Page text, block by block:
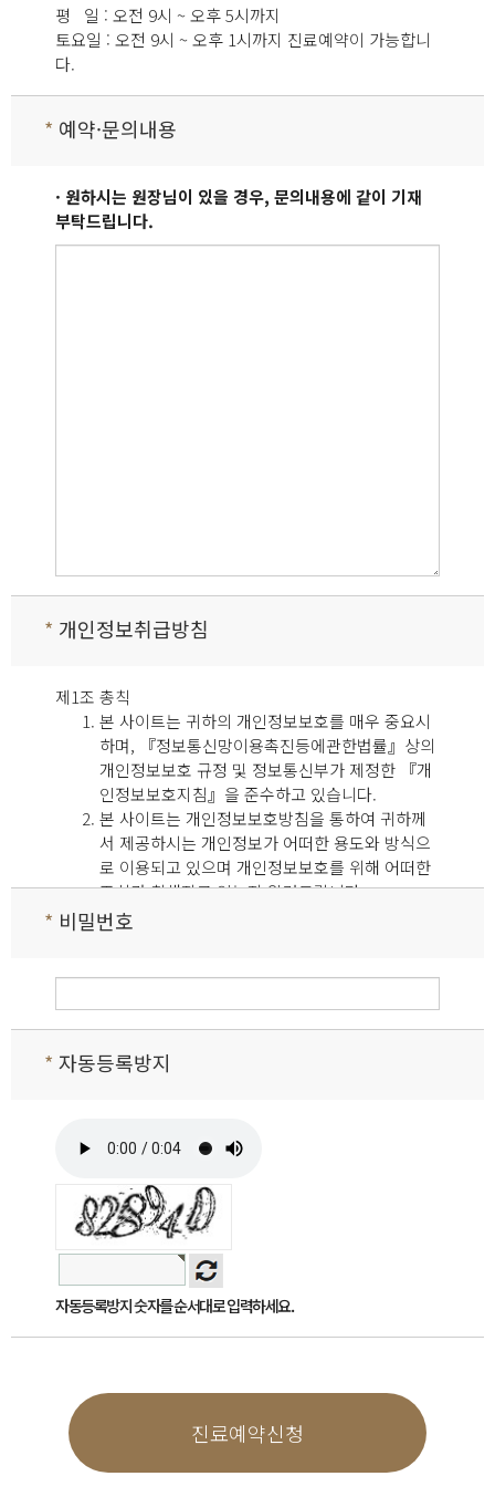
평 일 : 오전 9시 ~ 오후 5시까지
토요일 : 오전 9시 ~ 오후 1시까지 진료예약이 가능합니
다.
* 예약·문의내용
· 원하시는 원장님이 있을 경우, 문의내용에 같이 기재
부탁드립니다.
* 개인정보취급방침
제1조 총칙
본 사이트는 귀하의 개인정보보호를 매우 중요시
하며, 『정보통신망이용촉진등에관한법률』상의
개인정보보호 규정 및 정보통신부가 제정한 『개
인정보보호지침』을 준수하고 있습니다.
본 사이트는 개인정보보호방침을 통하여 귀하께
서 제공하시는 개인정보가 어떠한 용도와 방식으
로 이용되고 있으며 개인정보보호를 위해 어떠한
조치가 취해지고 있는지 알려드립니다.
본 사이트는 개인정보보호방침을 홈페이지 첫 화
면 하단에 공개함으로써 귀하께서 언제나 용이하
웹사이트 공지사항(또는 개별공지)을 통하여 공지
할 것입니다.
제2조 개인정보 수집에 대한 동의
는다」버튼을 클릭할 수 있는 절차를 마련하여, 「동의
으로 봅니다.
제3조 개인정보의 수집 및 이용목적
본 사이트는 다음과 같은 목적을 위하여 개인정보
를 수집하고 있습니다.
서비스제공을 위한 계약의 성립 : 본인식별
및 본인의사 확인 등
서비스의 이행 : 상품배송 및 대금결제
인확인, 개인 식별, 연령확인, 불만처리 등
기타 새로운 서비스, 신상품이나 이벤트 정
* 비밀번호
* 자동등록방지
자동등록방지 숫자를 순서대로 입력하세요.
진료예약신청